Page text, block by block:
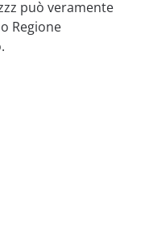
può veramente
Regione